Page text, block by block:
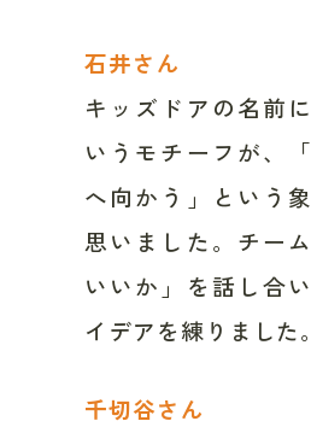
石井さん
キッズドアの名前
いうモチーフが、
へ向かう」という
思いました。チー
いいか」を話し合
イデアを練りました。
千切谷さん